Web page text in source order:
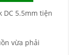
DC 5.5mm tiện
vừa phải